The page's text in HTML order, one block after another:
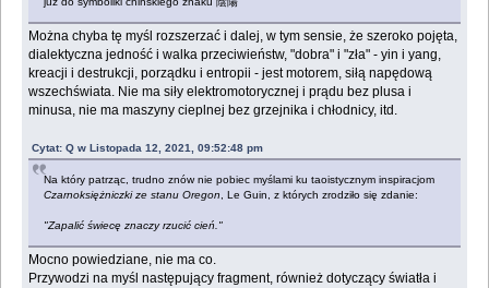
Można chyba tę myśl rozszerzać i dalej, w tym sensie, że szeroko pojęta,
dialektyczna jedność i walka przeciwieństw, "dobra" i "zła" - yin i yang,
kreacji i destrukcji, porządku i entropii - jest motorem, siłą napędową
wszechświata. Nie ma siły elektromotorycznej i prądu bez plusa i
minusa, nie ma maszyny cieplnej bez grzejnika i chłodnicy, itd.
Cytat: Q w Listopada 12, 2021, 09:52:48 pm
Na który patrząc, trudno znów nie pobiec myślami ku taoistycznym inspiracjom
Czarnoksiężniczki ze stanu Oregon, Le Guin, z których zrodziło się zdanie:
"Zapalić świecę znaczy rzucić cień."
Mocno powiedziane, nie ma co.
Przywodzi na myśl następujący fragment, również dotyczący światła i